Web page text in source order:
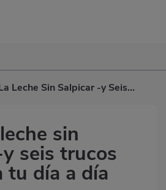
Leche Sin Salpicar -y Seis
sin
seis trucos
tu día a día